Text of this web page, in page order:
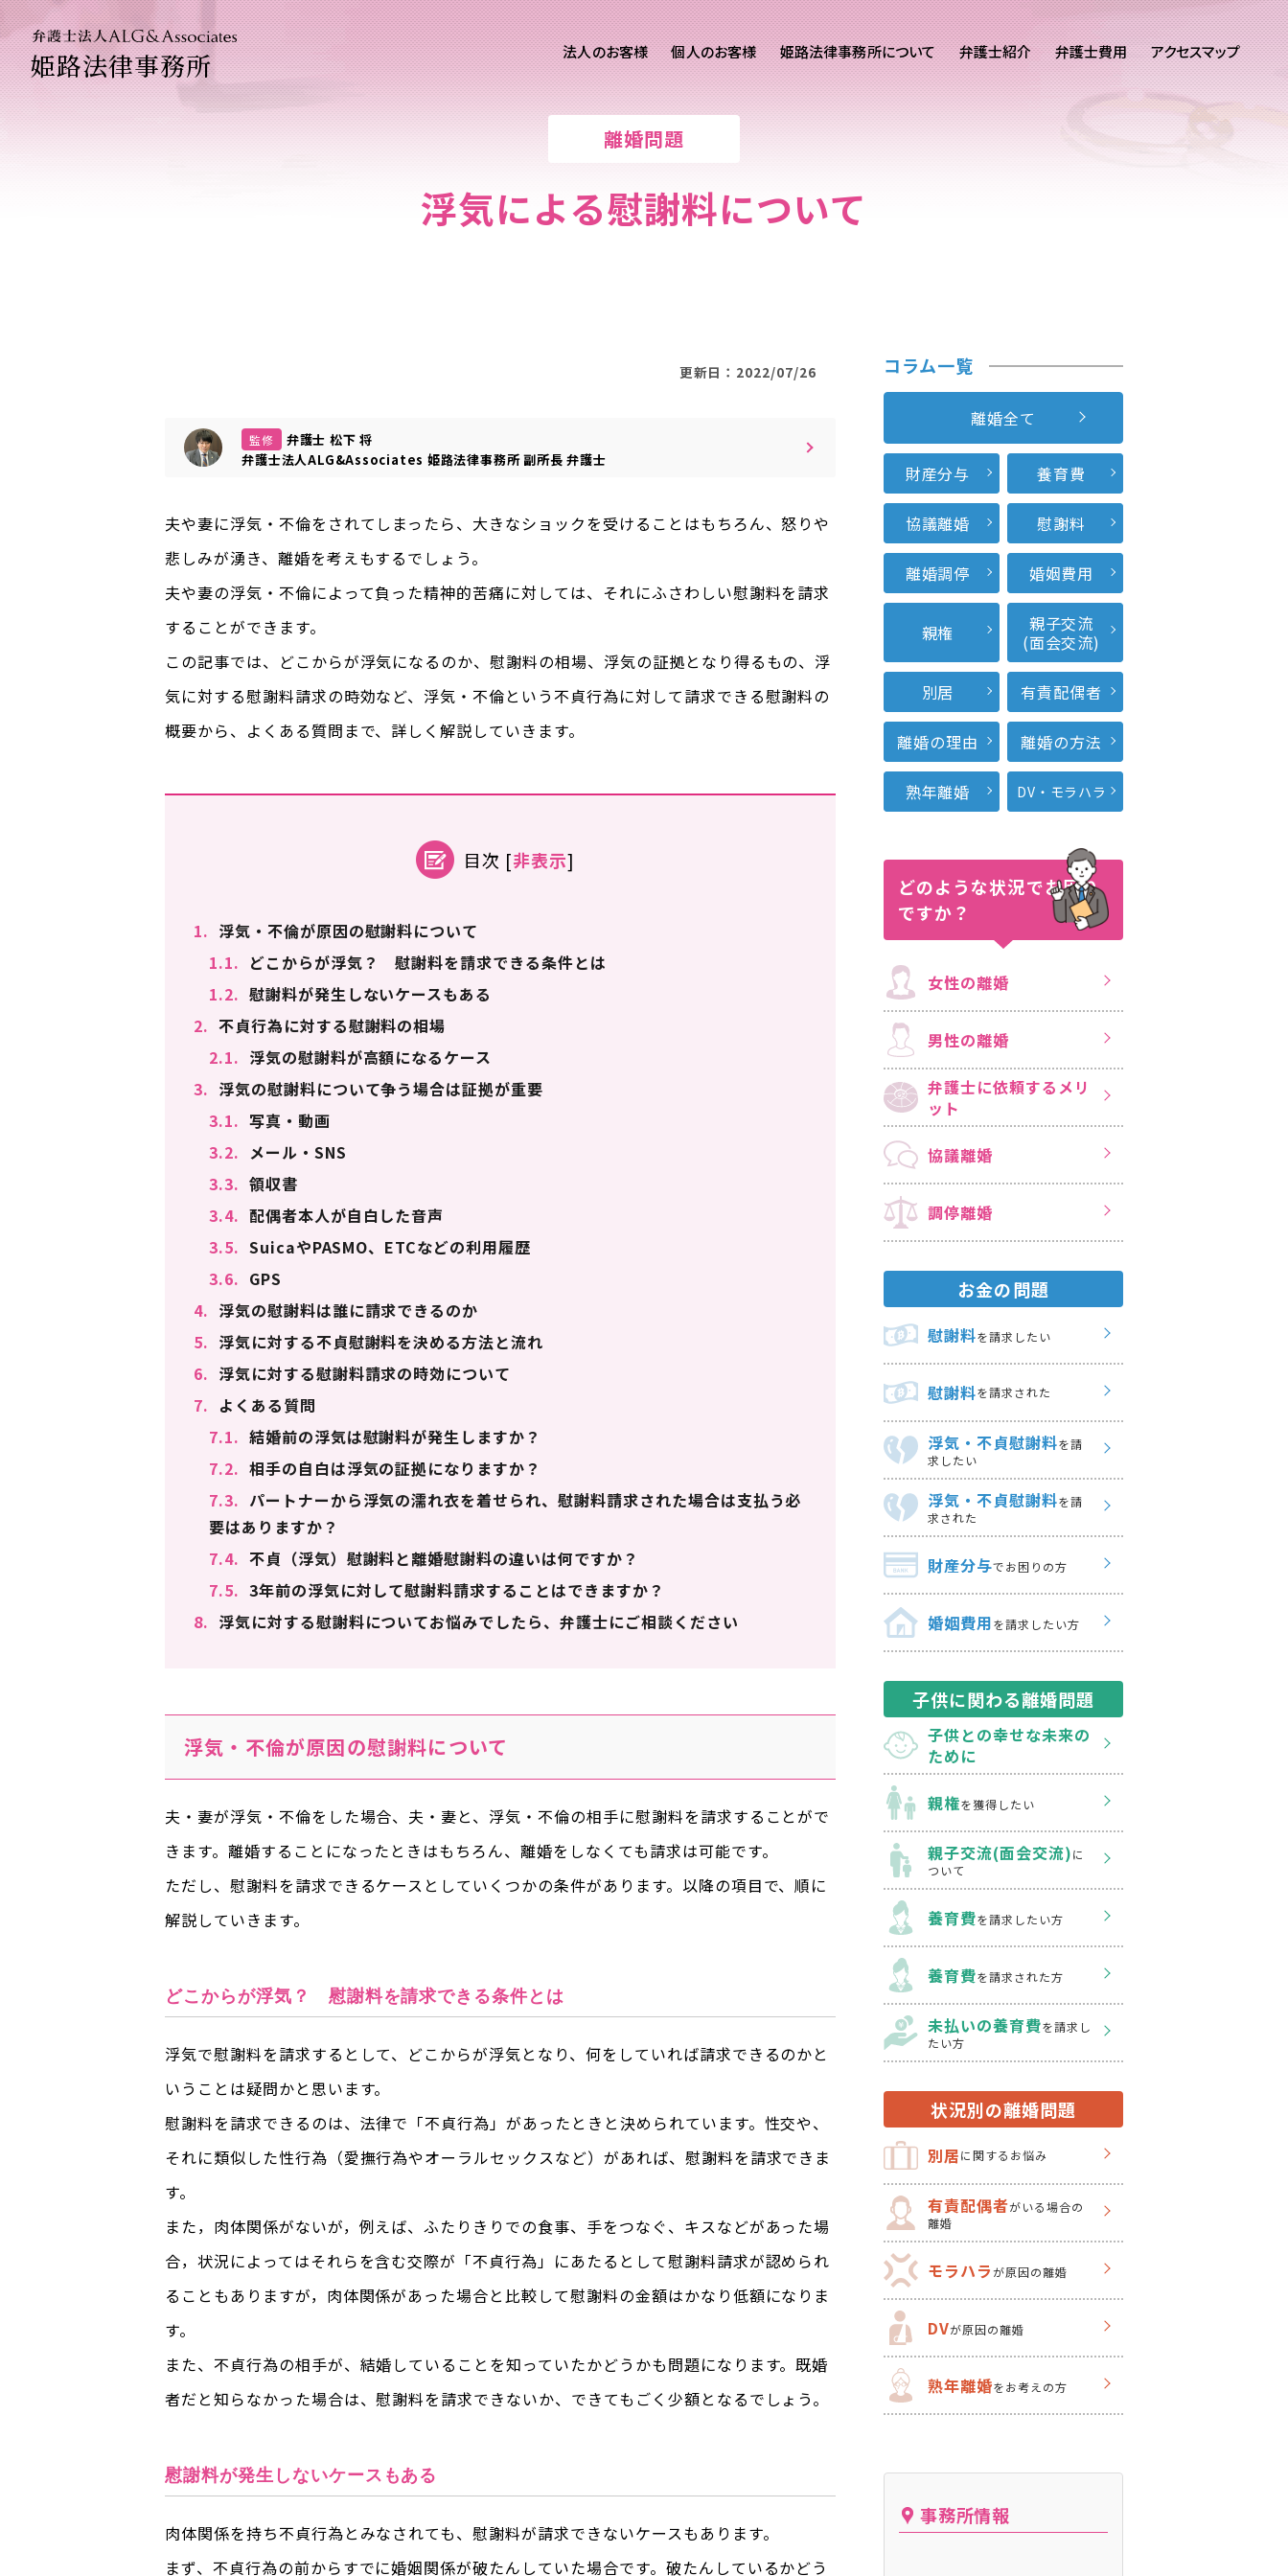
姫路法律事務所 法人のお客様 個人のお客様
個人のお客様ご相談
離婚問題 刑事事件
姫路法律事務所について 弁護士紹介 弁護士費用 アクセスマップ
離婚問題
浮気による慰謝料について
更新日：2022/07/26
監修
弁護士 松下 将
弁護士法人ALG&Associates 姫路法律事務所副所長 弁護士
夫や妻に浮気・不倫をされてしまったら、大きなショックを受けることはもちろん、怒りや
悲しみが湧き、離婚を考えもするでしょう。
夫や妻の浮気・不倫によって負った精神的苦痛に対しては、それにふさわしい慰謝料を請求
することができます。
この記事では、どこからが浮気になるのか、慰謝料の相場、浮気の証拠となり得るもの、浮
気に対する慰謝料請求の時効など、浮気・不倫という不貞行為に対して請求できる慰謝料の
概要から、よくある質問まで、詳しく解説していきます。
目次 [非表示]
1. 浮気・不倫が原因の慰謝料について
1.1. どこからが浮気？ 慰謝料を請求できる条件とは
1.2. 慰謝料が発生しないケースもある
2. 不貞行為に対する慰謝料の相場
2.1. 浮気の慰謝料が高額になるケース
3. 浮気の慰謝料について争う場合は証拠が重要
3.1. 写真・動画
3.2. メール・SNS
3.3. 領収書
3.4. 配偶者本人が自白した音声
3.5. SuicaやPASMO、ETCなどの利用履歴
3.6. GPS
4. 浮気の慰謝料は誰に請求できるのか
5. 浮気に対する不貞慰謝料を決める方法と流れ
6. 浮気に対する慰謝料請求の時効について
7. よくある質問
7.1. 結婚前の浮気は慰謝料が発生しますか？
7.2. 相手の自白は浮気の証拠になりますか？
7.3. パートナーから浮気の濡れ衣を着せられ、慰謝料請求された場合は支払う必
要はありますか？
7.4. 不貞（浮気）慰謝料と離婚慰謝料の違いは何ですか？
7.5. 3年前の浮気に対して慰謝料請求することはできますか？
8. 浮気に対する慰謝料についてお悩みでしたら、弁護士にご相談ください
浮気・不倫が原因の慰謝料について
夫・妻が浮気・不倫をした場合、夫・妻と、浮気・不倫の相手に慰謝料を請求することがで
きます。離婚することになったときはもちろん、離婚をしなくても請求は可能です。
ただし、慰謝料を請求できるケースとしていくつかの条件があります。以降の項目で、順に
解説していきます。
どこからが浮気？ 慰謝料を請求できる条件とは
浮気で慰謝料を請求するとして、どこからが浮気となり、何をしていれば請求できるのかと
いうことは疑問かと思います。
慰謝料を請求できるのは、法律で「不貞行為」があったときと決められています。性交や、
それに類似した性行為（愛撫行為やオーラルセックスなど）があれば、慰謝料を請求できま
す。
また，肉体関係がないが，例えば、ふたりきりでの食事、手をつなぐ、キスなどがあった場
合，状況によってはそれらを含む交際が「不貞行為」にあたるとして慰謝料請求が認められ
ることもありますが，肉体関係があった場合と比較して慰謝料の金額はかなり低額になりま
す。
また、不貞行為の相手が、結婚していることを知っていたかどうかも問題になります。既婚
者だと知らなかった場合は、慰謝料を請求できないか、できてもごく少額となるでしょう。
慰謝料が発生しないケースもある
肉体関係を持ち不貞行為とみなされても、慰謝料が請求できないケースもあります。
まず、不貞行為の前からすでに婚姻関係が破たんしていた場合です。破たんしているかどう
コラム一覧
離婚全て
財産分与 養育費
協議離婚 慰謝料
離婚調停 婚姻費用
親権
親子交流
(面会交流)
別居 有責配偶者
離婚の理由 離婚の方法
熟年離婚 DV・モラハラ
どのような状況でお困り
ですか？
女性の離婚
男性の離婚
弁護士に依頼するメリ
ット
協議離婚
調停離婚
お金の問題
慰謝料を請求したい
慰謝料を請求された
浮気・不貞慰謝料を請
求したい
浮気・不貞慰謝料を請
求された
財産分与でお困りの方
婚姻費用を請求したい方
子供に関わる離婚問題
子供との幸せな未来の
ために
親権を獲得したい
親子交流(面会交流)に
ついて
養育費を請求したい方
養育費を請求された方
未払いの養育費を請求し
たい方
状況別の離婚問題
別居に関するお悩み
有責配偶者がいる場合の
離婚
モラハラが原因の離婚
DVが原因の離婚
熟年離婚をお考えの方
事務所情報